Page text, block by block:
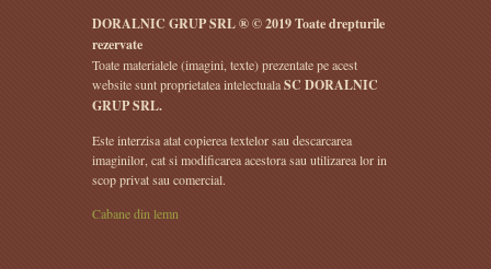
DORALNIC GRUP SRL ® © 2019 Toate drepturile
rezervate
Toate materialele (imagini, texte) prezentate pe acest
website sunt proprietatea intelectualaSC DORALNIC
GRUP SRL.
Este interzisa atat copierea textelor sau descarcarea
imaginilor, cat si modificarea acestora sau utilizarea lor in
scop privat sau comercial.
Cabane din lemn